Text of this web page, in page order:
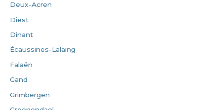
Deux-Acren
Diest
Dinant
Écaussines-Lalaing
Falaën
Gand
Grimbergen